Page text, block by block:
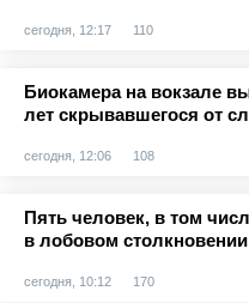
сегодня, 12:17 110
Биокамера на вокзале
лет скрывавшегося от
сегодня, 12:06 108
Пять человек, в том
в лобовом столкновении
сегодня, 10:12 170